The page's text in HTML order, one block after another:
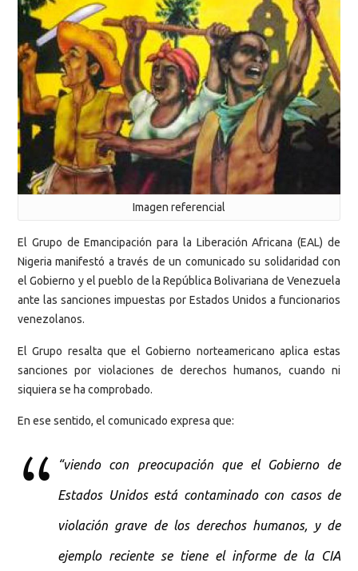
Imagen referencial
El Grupo de Emancipación para la Liberación Africana (EAL) de
Nigeria manifestó a través de un comunicado su solidaridad con
el Gobierno y el pueblo de la República Bolivariana de Venezuela
ante las sanciones impuestas por Estados Unidos a funcionarios
venezolanos.
El Grupo resalta que el Gobierno norteamericano aplica estas
sanciones por violaciones de derechos humanos, cuando ni
siquiera se ha comprobado.
En ese sentido, el comunicado expresa que:
“viendo con preocupación que el Gobierno de
Estados Unidos está contaminado con casos de
violación grave de los derechos humanos, y de
ejemplo reciente se tiene el informe de la CIA